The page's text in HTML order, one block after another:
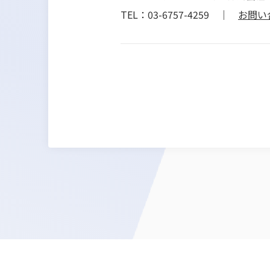
TEL：03-6757-4259 ｜ お問い